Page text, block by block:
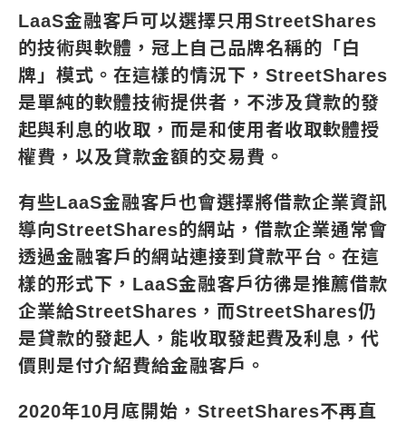
LaaS金融客戶可以選擇只用StreetShares
的技術與軟體，冠上自己品牌名稱的「白
牌」模式。在這樣的情況下，StreetShares
是單純的軟體技術提供者，不涉及貸款的發
起與利息的收取，而是和使用者收取軟體授
權費，以及貸款金額的交易費。
有些LaaS金融客戶也會選擇將借款企業資訊
導向StreetShares的網站，借款企業通常會
透過金融客戶的網站連接到貸款平台。在這
樣的形式下，LaaS金融客戶彷彿是推薦借款
企業給StreetShares，而StreetShares仍
是貸款的發起人，能收取發起費及利息，代
價則是付介紹費給金融客戶。
2020年10月底開始，StreetShares不再直